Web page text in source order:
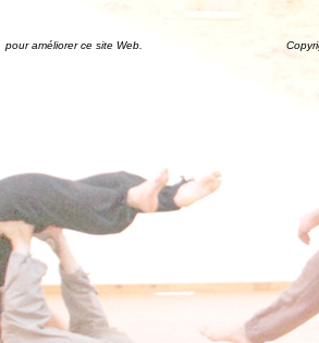
pour améliorer ce site Web. Copyright